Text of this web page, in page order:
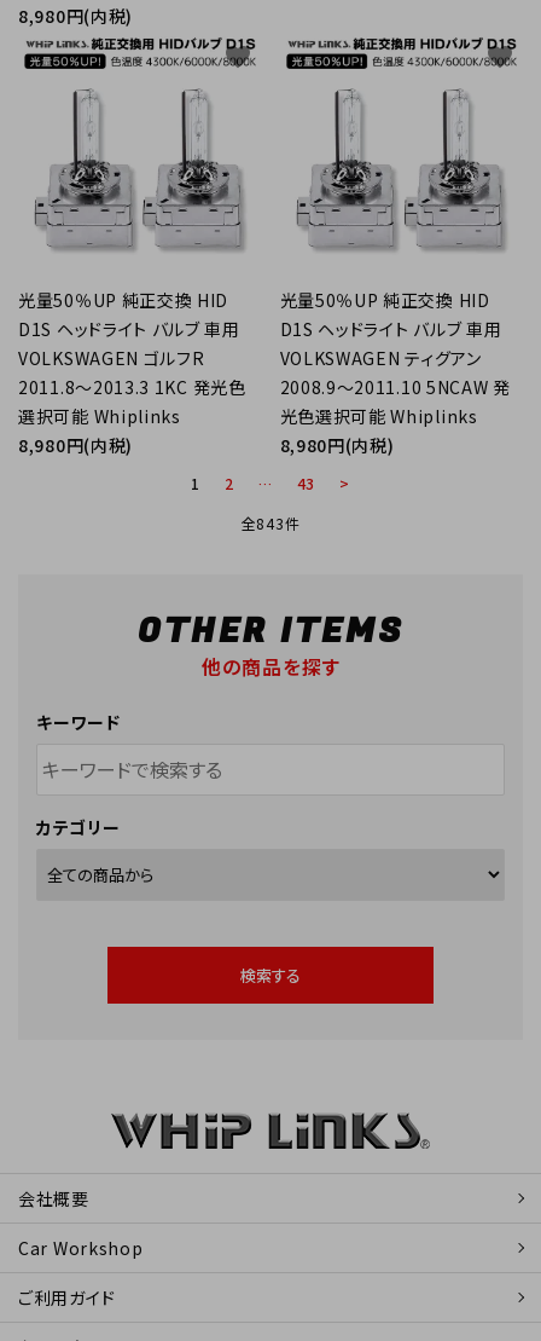
8,980円(内税)
光量50％UP 純正交換 HID
D1S ヘッドライト バルブ 車用
VOLKSWAGEN ゴルフR
2011.8～2013.3 1KC 発光色
選択可能 Whiplinks
8,980円(内税)
favorite
光量50％UP 純正交換 HID
D1S ヘッドライト バルブ 車用
VOLKSWAGEN ティグアン
2008.9～2011.10 5NCAW 発
光色選択可能 Whiplinks
8,980円(内税)
favorite
1 2 … 43
>
全843件
OTHER ITEMS
他の商品を探す
キーワード
カテゴリー
検索する
キーワード
カテゴリー
会社概要
Car Workshop
ご利用ガイド